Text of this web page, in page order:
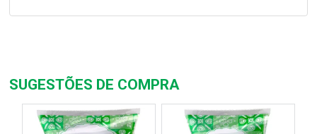
SUGESTÕES DE COMPRA